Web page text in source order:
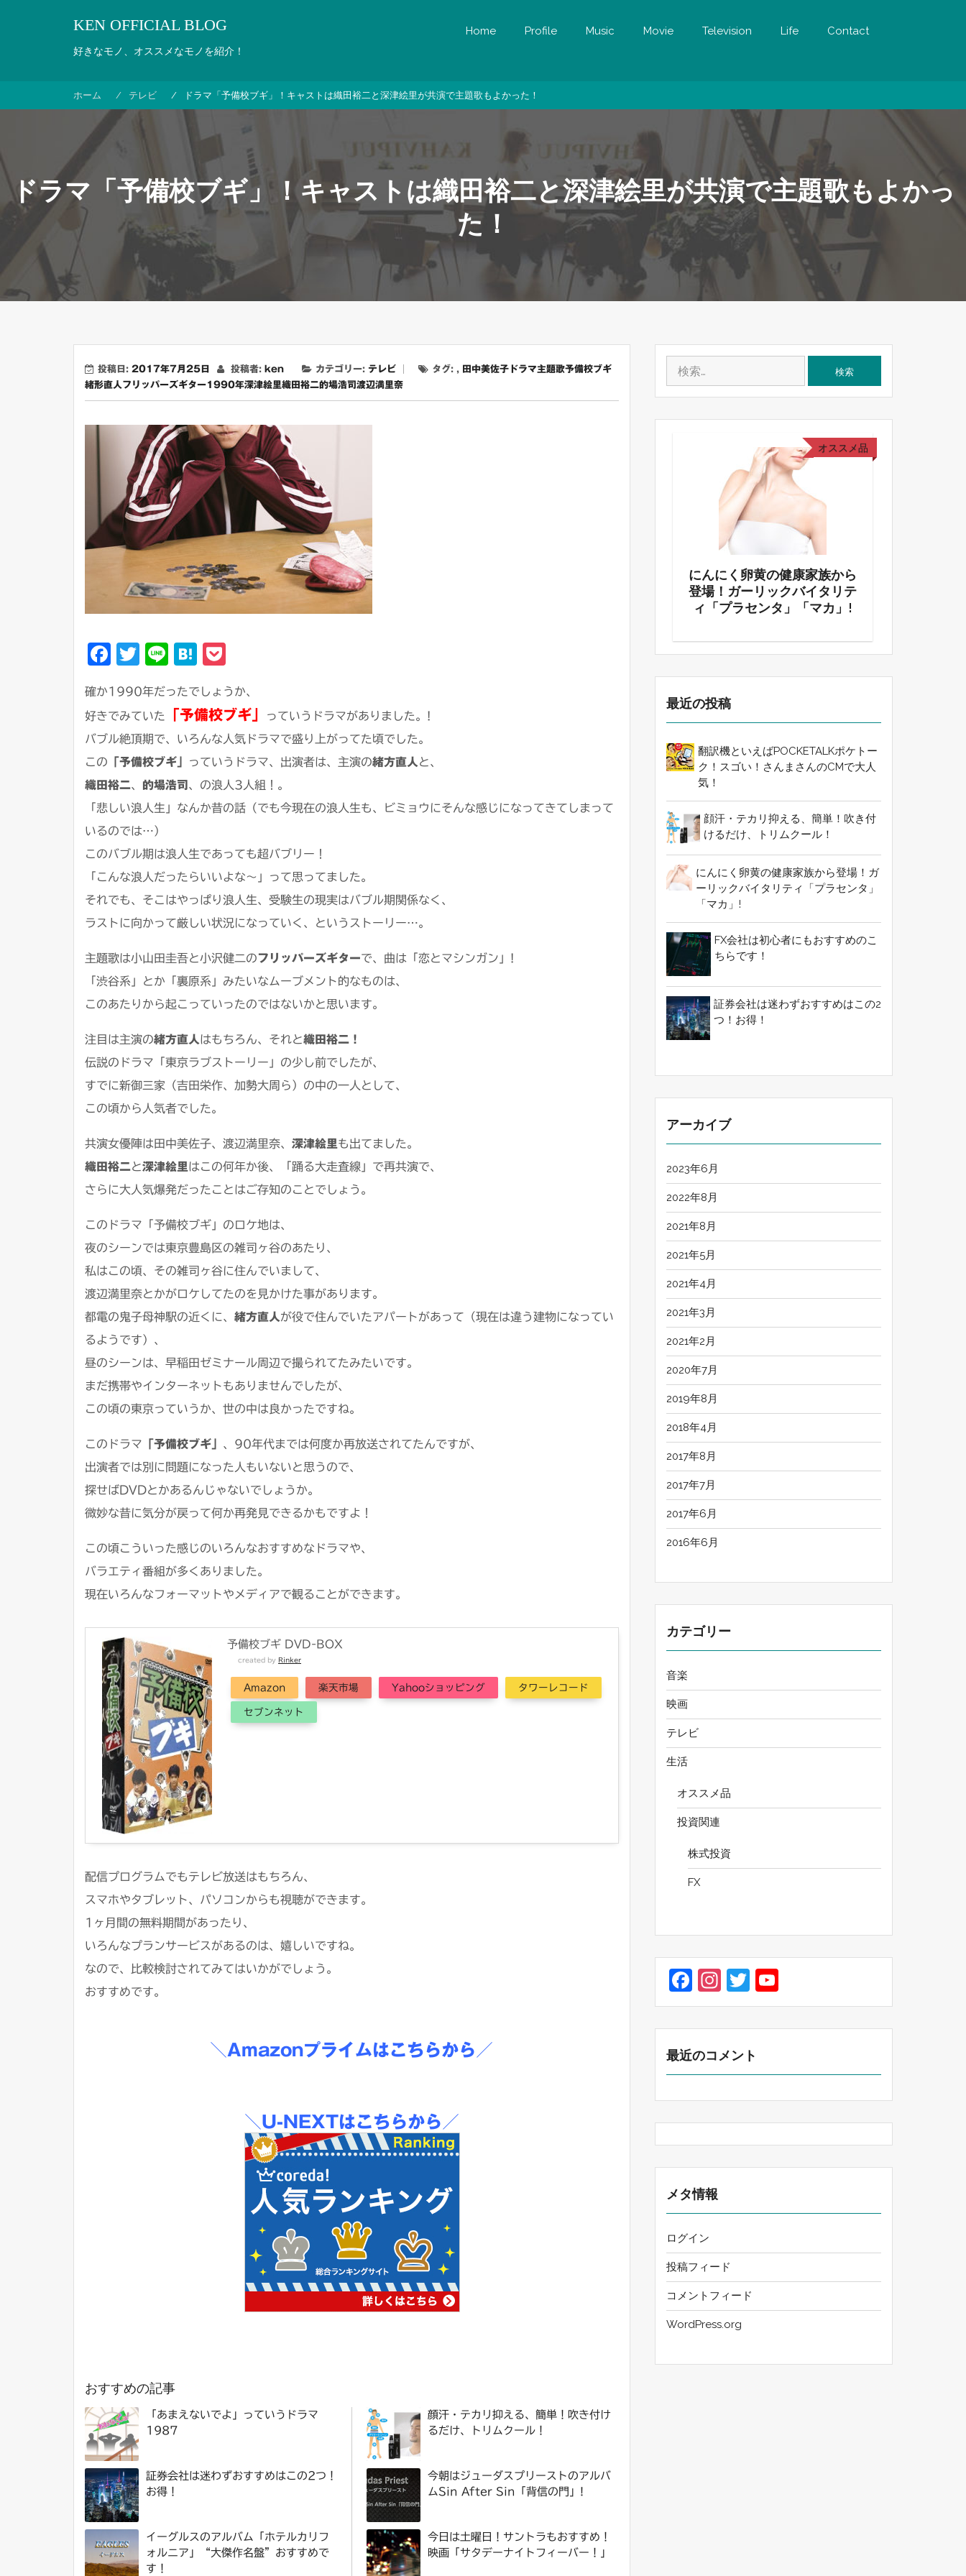
KEN OFFICIAL BLOG
好きなモノ、オススメなモノを紹介！
Home Profile Music Movie Television Life Contact
ホーム テレビ ドラマ「予備校ブギ」！キャストは織田裕二と深津絵里が共演で主題歌もよかった！
ドラマ「予備校ブギ」！キャストは織田裕二と深津絵里が共演で主題歌もよかっ
た！
投稿日: 2017年7月25日 投稿者: ken カテゴリー: テレビ タグ: , 田中美佐子 ドラマ主題歌予備校ブギ
緒形直人フリッパーズギター1990年深津絵里織田裕二的場浩司 渡辺満里奈
Facebook
Twitter
LineHatena
確か1990年だったでしょうか、
好きでみていた 「予備校ブギ」
っていうドラマがありました。!
バブル絶頂期で、いろんな人気ドラマで盛り上がってた頃でした。
この 「予備校ブギ」 っていうドラマ、出演者は、主演の緒方直人 と、
織田裕二、 的場浩司 、の浪人3人組！。
「悲しい浪人生」なんか昔の話（でも今現在の浪人生も、
ビミョウにそんな感じになってきてしまって
いるのでは…）
このバブル期は浪人生であっても超バブリー！
「こんな浪人だったらいいよな～」って思ってました。
それでも、そこはやっぱり浪人生、受験生の現実はバブル期関係なく、
ラストに向かって厳しい状況になっていく、というストーリー…。
主題歌は小山田圭吾と小沢健二のフリッパーズギターで、曲は「恋とマシンガン」!
「渋谷系」とか「裏原系」みたいなムーブメント的なものは、
このあたりから起こっていったのではないかと思います。
注目は主演の緒方直人 はもちろん、それと織田裕二！
伝説のドラマ「東京ラブストーリー」の少し前でしたが、
すでに新御三家（吉田栄作、加勢大周ら）の中の一人として、
この頃から人気者でした。
共演女優陣は田中美佐子、渡辺満里奈、 深津絵里も出てました。
織田裕二と深津絵里はこの何年か後、「踊る大走査線」で再共演で、
さらに大人気爆発だったことはご存知のことでしょう。
このドラマ「予備校ブギ」のロケ地は、
夜のシーンでは東京豊島区の雑司ヶ谷のあたり、
私はこの頃、その雑司ヶ谷に住んでいまして、
渡辺満里奈とかがロケしてたのを見かけた事があります。
都電の鬼子母神駅の近くに、 緒方直人 が役で住んでいたアパートがあって（現在は違う建物になってい
るようです）、
昼のシーンは、早稲田ゼミナール周辺で撮られてたみたいです。
まだ携帯やインターネットもありませんでしたが、
この頃の東京っていうか、世の中は良かったですね。
このドラマ 「予備校ブギ」 、90年代までは何度か再放送されてたんですが、
出演者では別に問題になった人もいないと思うので、
探せばDVDとかあるんじゃないでしょうか。
微妙な昔に気分が戻って何か再発見できるかもですよ！
この頃こういった感じのいろんなおすすめなドラマや、
バラエティ番組が多くありました。
現在いろんなフォーマットやメディアで観ることができます。
予備校ブギ DVD-BOX
created by Rinker
Amazon 楽天市場 Yahooショッピング タワーレコード
セブンネット
配信プログラムでもテレビ放送はもちろん、
スマホやタブレット、
パソコンからも視聴ができます。
1ヶ月間の無料期間があったり、
いろんなプランサービスがあるのは、嬉しいですね。
なので、比較検討されてみてはいかがでしょう。
おすすめです。
＼Amazonプライムはこちらから／
＼U-NEXTはこちらから／
おすすめの記事
「あまえないでよ」っていうドラマ
1987
証券会社は迷わずおすすめはこの2つ！
お得！
イーグルスのアルバム「ホテルカリフ
ォルニア」“大傑作名盤”おすすめで
す！
顔汗・テカリ抑える、簡単！吹き付け
るだけ、トリムクール！
今朝はジューダスプリーストのアルバ
ムSin After Sin「背信の門」!
今日は土曜日！サントラもおすすめ！
映画「サタデーナイトフィーバー！」
索:
FX会社は初心者にもおすすめ
のこちらです！
にんにく卵黄の健康家族から
登場！ガーリックバイタリテ
ィ「プラセンタ」「マカ」!
オススメ品
めちゃイケととんねる
終回！メンバー今まで
れさま」「ありがと
最近の投稿
翻訳機といえばPOCKETALKポケトー
ク！スゴい！さんまさんのCMで大人
気！
顔汗・テカリ抑える、簡単！吹き付
けるだけ、トリムクール！
にんにく卵黄の健康家族から登場！ガ
ーリックバイタリティ「プラセンタ」
「マカ」!
FX会社は初心者にもおすすめのこ
ちらです！
証券会社は迷わずおすすめはこの2
つ！お得！
アーカイブ
2023年6月
2022年8月
2021年8月
2021年5月
2021年4月
2021年3月
2021年2月
2020年7月
2019年8月
2018年4月
2017年8月
2017年7月
2017年6月
2016年6月
カテゴリー
音楽
映画
テレビ
生活
オススメ品
投資関連
株式投資
FX
Facebook
Instagram
Twitter
最近のコメント
メタ情報
ログイン
投稿フィード
コメントフィード
WordPress.org